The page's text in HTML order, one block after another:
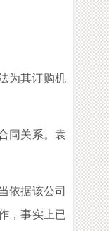
为其订购机
同关系。袁
依据该公司
，事实上已